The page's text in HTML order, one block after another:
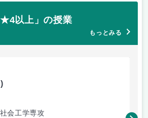
以上」の授業
もっとみる
会工学専攻